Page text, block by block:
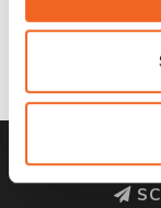
€65,00